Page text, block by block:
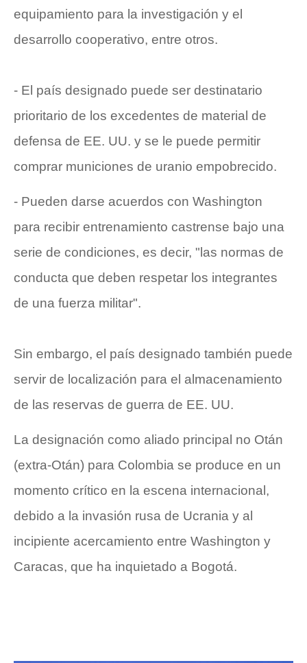
equipamiento para la investigación y el
desarrollo cooperativo, entre otros.
- El país designado puede ser destinatario
prioritario de los excedentes de material de
defensa de EE. UU. y se le puede permitir
comprar municiones de uranio empobrecido.
- Pueden darse acuerdos con Washington
para recibir entrenamiento castrense bajo una
serie de condiciones, es decir, "las normas de
conducta que deben respetar los integrantes
de una fuerza militar".
Sin embargo, el país designado también puede
servir de localización para el almacenamiento
de las reservas de guerra de EE. UU.
La designación como aliado principal no Otán
(extra-Otán) para Colombia se produce en un
momento crítico en la escena internacional,
debido a la invasión rusa de Ucrania y al
incipiente acercamiento entre Washington y
Caracas, que ha inquietado a Bogotá.